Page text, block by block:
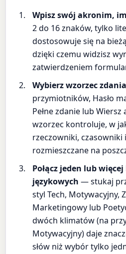
Wpisz swój akronim,
2 do 16 znaków, tylko
dostosowuje się na
dzięki czemu widzisz
zatwierdzeniem
Wybierz wzorzec zdania
przymiotników, Hasło
Pełne zdanie lub
wzorzec kontroluje, w
rzeczowniki,
rozmieszczane na
Połącz jeden lub
językowych — stukaj
styl Tech, Motywacyjny,
Marketingowy lub
dwóch klimatów (na
Motywacyjny) daje
słów niż wybór tylko